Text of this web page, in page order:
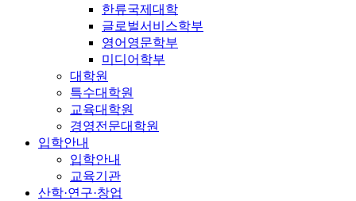
한류국제대학
글로벌서비스학부
영어영문학부
미디어학부
대학원
특수대학원
교육대학원
경영전문대학원
입학안내
입학안내
교육기관
산학·연구·창업